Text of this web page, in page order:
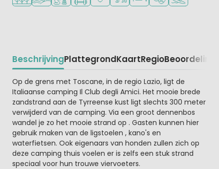
BeschrijvingPlattegrondKaartRegio
Beschrijving
Op de grens met Toscane, in de regio Lazio, ligt de
Italiaanse camping Il Club degli Amici. Het mooie brede
zandstrand aan de Tyrreense kust ligt slechts 300 meter
verwijderd van de camping. Via een groot dennenbos
wandel je zo het mooie strand op . Gasten kunnen hier
gebruik maken van de ligstoelen , kano's en
waterfietsen. Ook eigenaars van honden zullen zich op
deze camping thuis voelen er is zelfs een stuk strand
speciaal voor hun trouwe viervoeters.